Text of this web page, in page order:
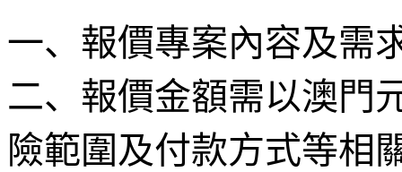
一、報價專案內容及需
二、報價金額需以澳門
險範圍及付款方式等相